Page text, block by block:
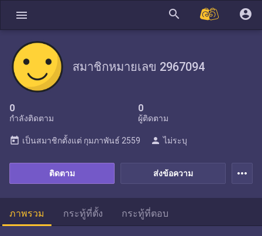
menu search account_circle
สมาชิกหมายเลข 2967094
0
กำลังติดตาม
0
ผู้ติดตาม
ส่งข้อความ
ติดตาม
today เป็นสมาชิกตั้งแต่ กุมภาพันธ์ 2559 person ไม่ระบุ
more_horiz
ภาพรวม กระทู้ที่ตั้ง กระทู้ที่ตอบ